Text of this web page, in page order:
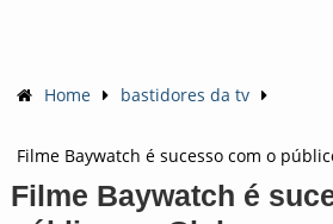
Home bastidores da tv
Filme Baywatch é sucesso com o
Filme Baywatch é